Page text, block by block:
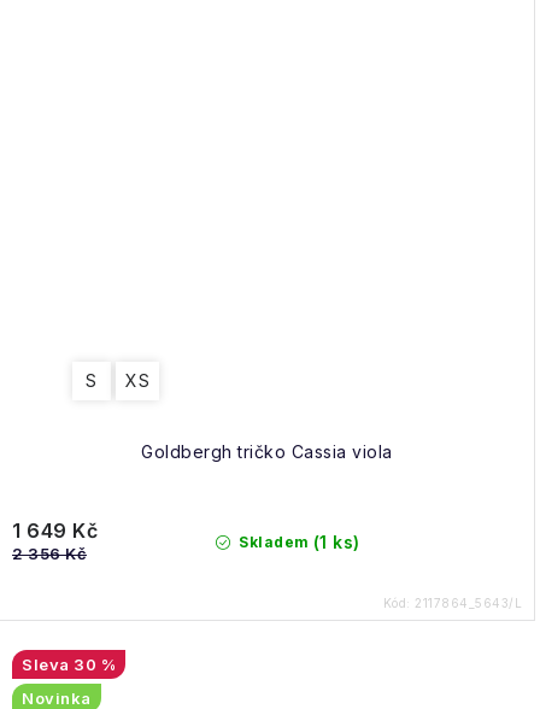
Goldbergh tričko Cassia viola
S XS
Skladem (1 ks)
1 649 Kč
2 356 Kč
Kód: 2117864_5643/L
30 %
Novinka